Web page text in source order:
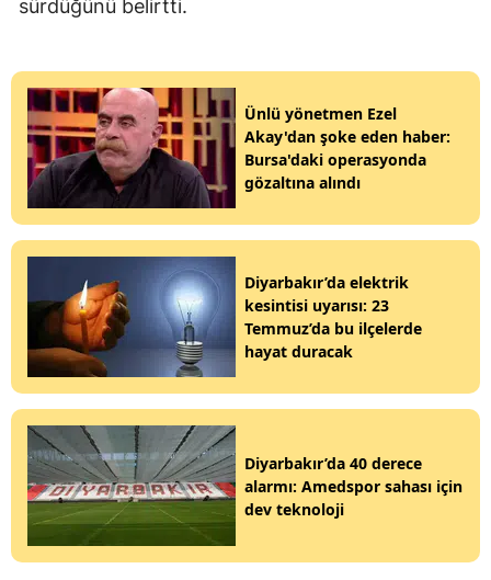
sürdüğünü belirtti.
Ünlü yönetmen Ezel
Akay'dan şoke eden haber:
Bursa'daki operasyonda
gözaltına alındı
Diyarbakır’da elektrik
kesintisi uyarısı: 23
Temmuz’da bu ilçelerde
hayat duracak
Diyarbakır’da 40 derece
alarmı: Amedspor sahası için
dev teknoloji